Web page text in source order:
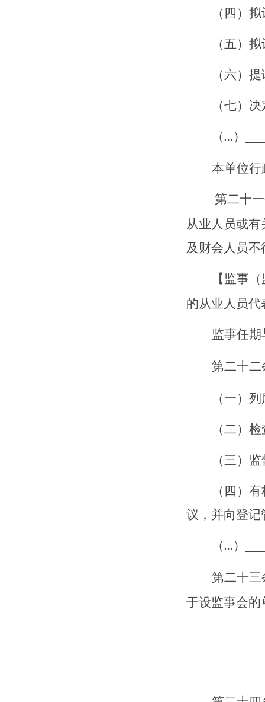
（四）
（五）
（六）
（七）
（…）
本单位行
第二十一
从业人员或
及财会人员
【 监事
的从业人员
监事任
第二十二
（一）
（二）
（三）
（四）
议，并向登记
（…）
第二十三
于设监事会的